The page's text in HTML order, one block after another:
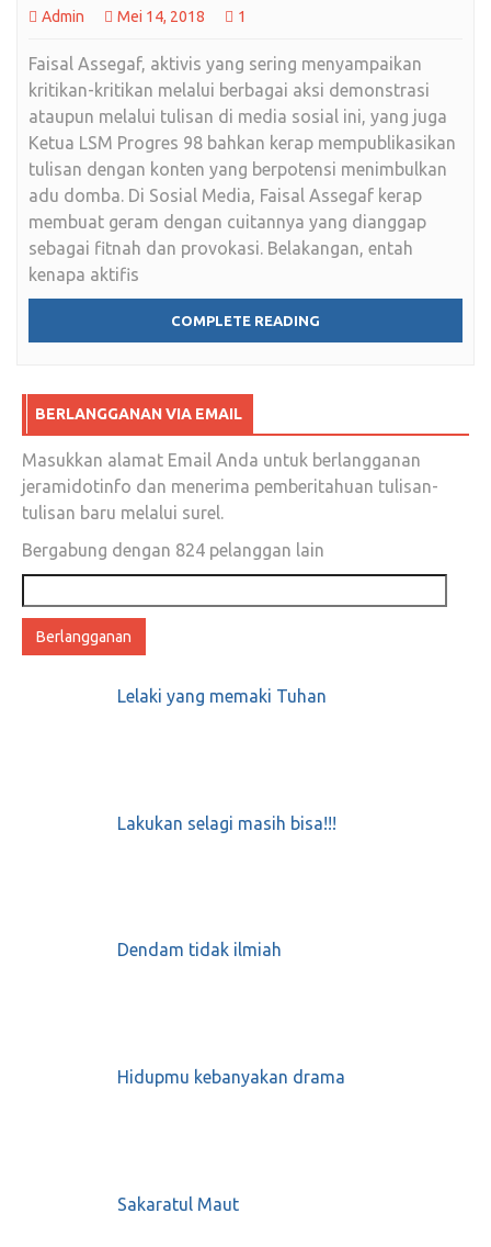
Admin Mei 14, 2018 1
Faisal Assegaf, aktivis yang sering menyampaikan
kritikan-kritikan melalui berbagai aksi demonstrasi
ataupun melalui tulisan di media sosial ini, yang juga
Ketua LSM Progres 98 bahkan kerap mempublikasikan
tulisan dengan konten yang berpotensi menimbulkan
adu domba. Di Sosial Media, Faisal Assegaf kerap
membuat geram dengan cuitannya yang dianggap
sebagai fitnah dan provokasi. Belakangan, entah
kenapa aktifis
COMPLETE READING
BERLANGGANAN VIA EMAIL
Masukkan alamat Email Anda untuk berlangganan
jeramidotinfo dan menerima pemberitahuan tulisan-
tulisan baru melalui surel.
Bergabung dengan 824 pelanggan lain
email
Lelaki yang memaki Tuhan
Lakukan selagi masih bisa!!!
Dendam tidak ilmiah
Hidupmu kebanyakan drama
Sakaratul Maut